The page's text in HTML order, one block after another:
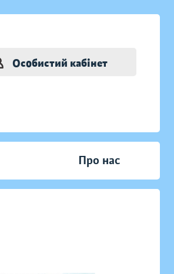
Особистий кабінет
Про нас